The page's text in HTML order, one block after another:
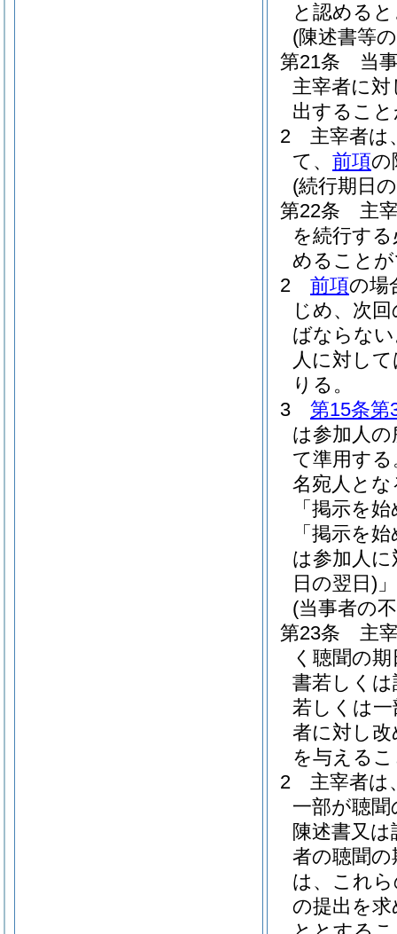
と認める
(陳述書等
第21条
当
主宰者に
出するこ
2
主宰者は
て、 前項の
(続行期日
第22条
主
を続行す
めること
2
前項の場
じめ、次
ばならな
人に対し
りる。
3
第15条第
は参加人
て準用する
名宛人と
「掲示を
「掲示を
は参加人
日の翌日)
(当事者の
第23条
主
く聴聞の
書若しく
若しくは
者に対し
を与える
2
主宰者は
一部が聴
陳述書又
者の聴聞
は、これ
の提出を